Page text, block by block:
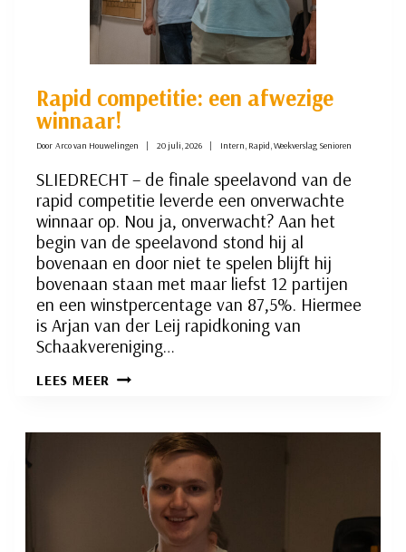
Rapid competitie: een afwezige
winnaar!
Door Arco van Houwelingen 20 juli, 2026 Intern, Rapid,Weekverslag Senioren
SLIEDRECHT – de finale speelavond van de
rapid competitie leverde een onverwachte
winnaar op. Nou ja, onverwacht? Aan het
begin van de speelavond stond hij al
bovenaan en door niet te spelen blijft hij
bovenaan staan met maar liefst 12 partijen
en een winstpercentage van 87,5%. Hiermee
is Arjan van der Leij rapidkoning van
Schaakvereniging…
LEES MEER RAPID
WINNAAR!